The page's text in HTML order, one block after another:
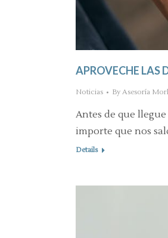
APROVECHE LAS
Noticias By Asesoría
Antes de que
importe que nos
Details